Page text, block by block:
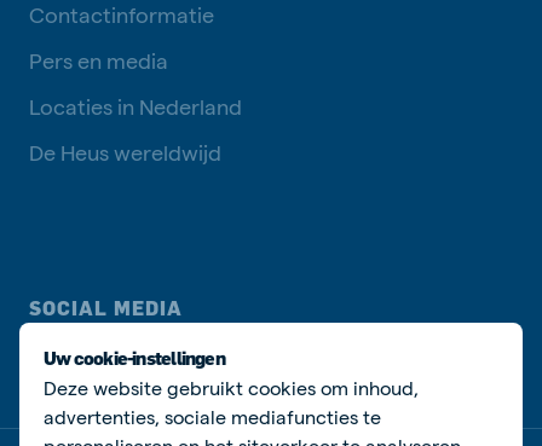
Contactinformatie
Pers en media
Locaties in Nederland
De Heus wereldwijd
SOCIAL MEDIA
Uw cookie-instellingen
Deze website gebruikt cookies om inhoud,
advertenties, sociale mediafuncties te